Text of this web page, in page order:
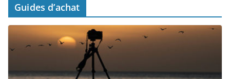
Guides d’achat